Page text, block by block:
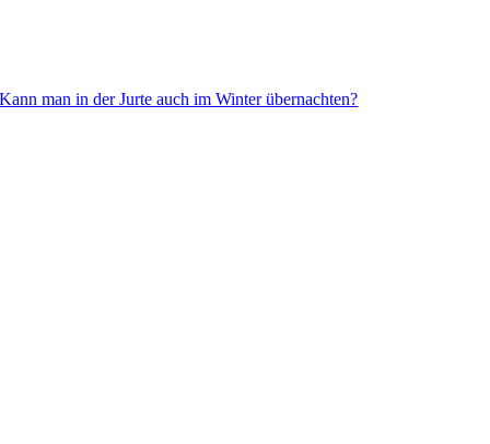
Kann man in der Jurte auch im Winter übernachten?